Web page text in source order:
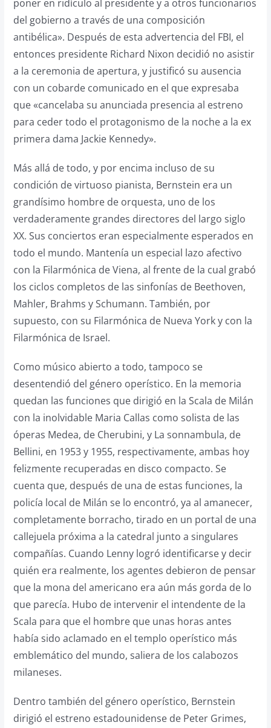
poner en ridículo al presidente y a otros funcionarios
del gobierno a través de una composición
antibélica». Después de esta advertencia del FBI, el
entonces presidente Richard Nixon decidió no asistir
a la ceremonia de apertura, y justificó su ausencia
con un cobarde comunicado en el que expresaba
que «cancelaba su anunciada presencia al estreno
para ceder todo el protagonismo de la noche a la ex
primera dama Jackie Kennedy».
Más allá de todo, y por encima incluso de su
condición de virtuoso pianista, Bernstein era un
grandísimo hombre de orquesta, uno de los
verdaderamente grandes directores del largo siglo
XX. Sus conciertos eran especialmente esperados en
todo el mundo. Mantenía un especial lazo afectivo
con la Filarmónica de Viena, al frente de la cual grabó
los ciclos completos de las sinfonías de Beethoven,
Mahler, Brahms y Schumann. También, por
supuesto, con su Filarmónica de Nueva York y con la
Filarmónica de Israel.
Como músico abierto a todo, tampoco se
desentendió del género operístico. En la memoria
quedan las funciones que dirigió en la Scala de Milán
con la inolvidable Maria Callas como solista de las
óperas Medea, de Cherubini, y La sonnambula, de
Bellini, en 1953 y 1955, respectivamente, ambas hoy
felizmente recuperadas en disco compacto. Se
cuenta que, después de una de estas funciones, la
policía local de Milán se lo encontró, ya al amanecer,
completamente borracho, tirado en un portal de una
callejuela próxima a la catedral junto a singulares
compañías. Cuando Lenny logró identificarse y decir
quién era realmente, los agentes debieron de pensar
que la mona del americano era aún más gorda de lo
que parecía. Hubo de intervenir el intendente de la
Scala para que el hombre que unas horas antes
había sido aclamado en el templo operístico más
emblemático del mundo, saliera de los calabozos
milaneses.
Dentro también del género operístico, Bernstein
dirigió el estreno estadounidense de Peter Grimes,